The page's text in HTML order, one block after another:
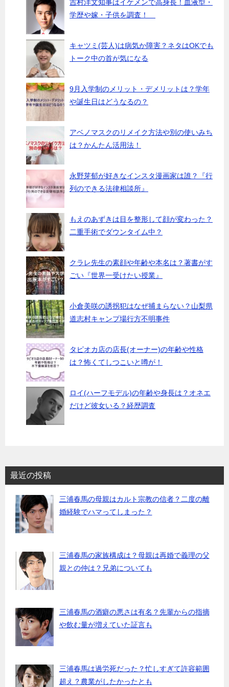
吉村洋文知事はイケメンで高身長！血液型・
学歴や嫁・子供を調査！
キャツミ(芸人)は病気か障害？ネタはOKでも
トーク中の首が気になる
9月入学制のメリット・デメリットは？学年
や誕生日はどうなるの？
アベノマスクのリメイク方法や別の使いみち
は？かんたん活用法！
永野芽郁が好きなインスタ漫画家は誰？『行
列のできる法律相談所』
もえのあずきは目を整形して顔が変わった？
二重手術でダウンタイム中？
クラレ先生の素顔や年齢や本名は？著書がす
ごい『世界一受けたい授業』
小倉美咲の誘拐犯はなぜ捕まらない？山梨県
道志村キャンプ場行方不明事件
タピオカ店の店長(オーナー)の年齢や性格
は？怖くてしつこいと噂が！
ロイ(ハーフモデル)の年齢や身長は？オネエ
だけど彼女いる？経歴調査
最近の投稿
三浦春馬の母親はカルト宗教の信者？二度の離
婚経験でハマってしまった？
三浦春馬の家族構成は？母親は再婚で義理の父
親との仲は？兄弟についても
三浦春馬の酒癖の悪さは有名？先輩からの指摘
や飲む量が増えていた証言も
三浦春馬は過労死だった？忙しすぎて許容範囲
超え？農業がしたかったとも